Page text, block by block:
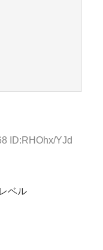
ID:RHOhx/YJd
ベル